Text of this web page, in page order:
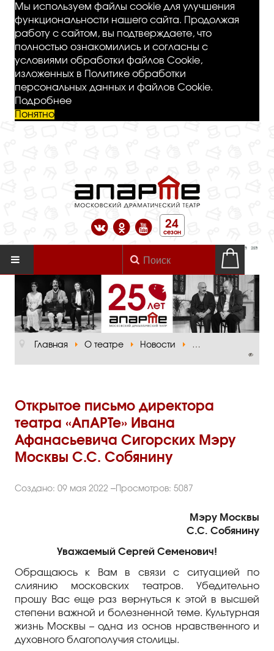
Мы используем файлы cookie для улучшения
функциональности нашего сайта. Продолжая
работу с сайтом, вы подтверждаете, что
полностью ознакомились и согласны с
условиями обработки файлов Cookie,
изложенных в Политике обработки
персональных данных и файлов Cookie.
Подробнее
Понятно
24
сезон
Главная
О театре
Официальная информация
Малый зал
Проект «Театр в школе»
Правила посещения
Правила группового посещения
Порядок возврата билетов
Новости
Главная О театре Новости Открытое письмо
Открытое письмо директора
театра «АпАРТе» Ивана
Афанасьевича Сигорских Мэру
Москвы С.С. Собянину
Создано: 09 мая 2022 Просмотров: 5087
Мэру Москвы
С.С. Собянину
Уважаемый Сергей Семенович!
Обращаюсь к Вам в связи с ситуацией по
слиянию московских театров. Убедительно
прошу Вас еще раз вернуться к этой в высшей
степени важной и болезненной теме. Культурная
жизнь Москвы – одна из основ нравственного и
духовного благополучия столицы.